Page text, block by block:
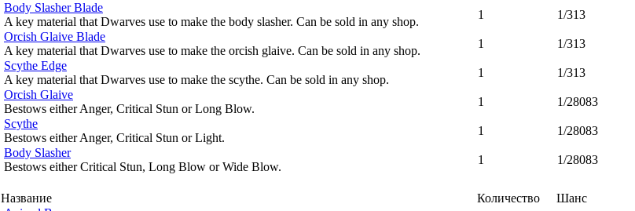
Body Slasher Blade
A key material that Dwarves use to make the body slasher. Can be sold in any shop.
1
1/313
Orcish Glaive Blade
A key material that Dwarves use to make the orcish glaive. Can be sold in any shop.
1
1/313
Scythe Edge
A key material that Dwarves use to make the scythe. Can be sold in any shop.
1
1/313
Orcish Glaive
Bestows either Anger, Critical Stun or Long Blow.
1
1/28083
Scythe
Bestows either Anger, Critical Stun or Light.
1
1/28083
Body Slasher
Bestows either Critical Stun, Long Blow or Wide Blow.
1 1/28083
Название Количество
Шанс